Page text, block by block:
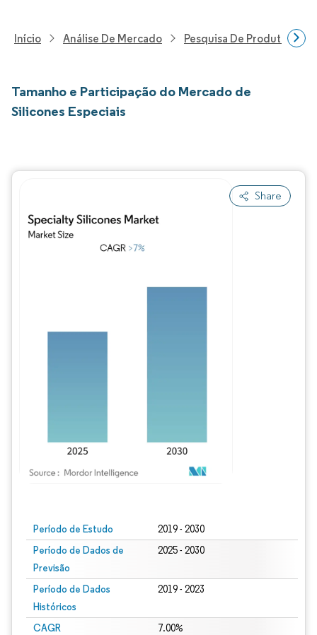
Início Análise De Mercado Pesquisa De Produtos
Tamanho e Participação do Mercado de
Silicones Especiais
Share
Período de Estudo 2019 - 2030
Período de Dados de
Previsão
2025 - 2030
Período de Dados
Históricos
2019 - 2023
CAGR 7.00%